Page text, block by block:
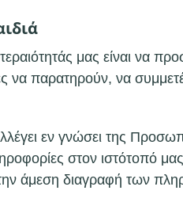
μας είναι να
να παρατηρούν, να
εν γνώσει της
στον ιστότοπό
άμεση διαγραφή των